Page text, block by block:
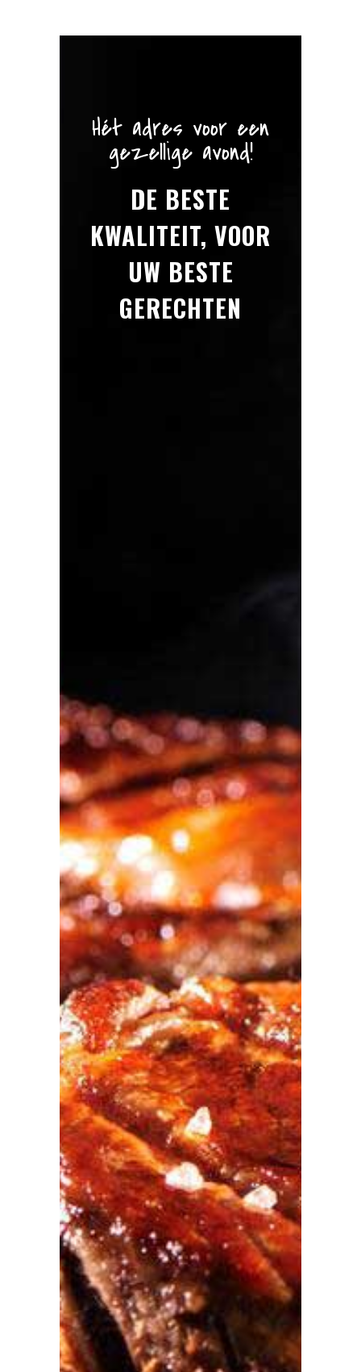
Hét adres voor een
gezellige avond!
DE BESTE
KWALITEIT, VOOR
UW BESTE
GERECHTEN